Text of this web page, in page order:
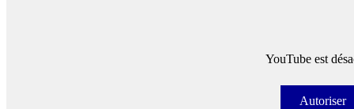
YouTube est
Autoriser